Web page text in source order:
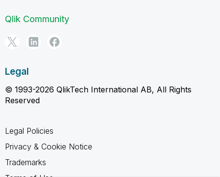
Qlik Community
Legal
© 1993-2026 QlikTech International AB, All Rights
Reserved
Legal Policies
Privacy & Cookie Notice
Trademarks